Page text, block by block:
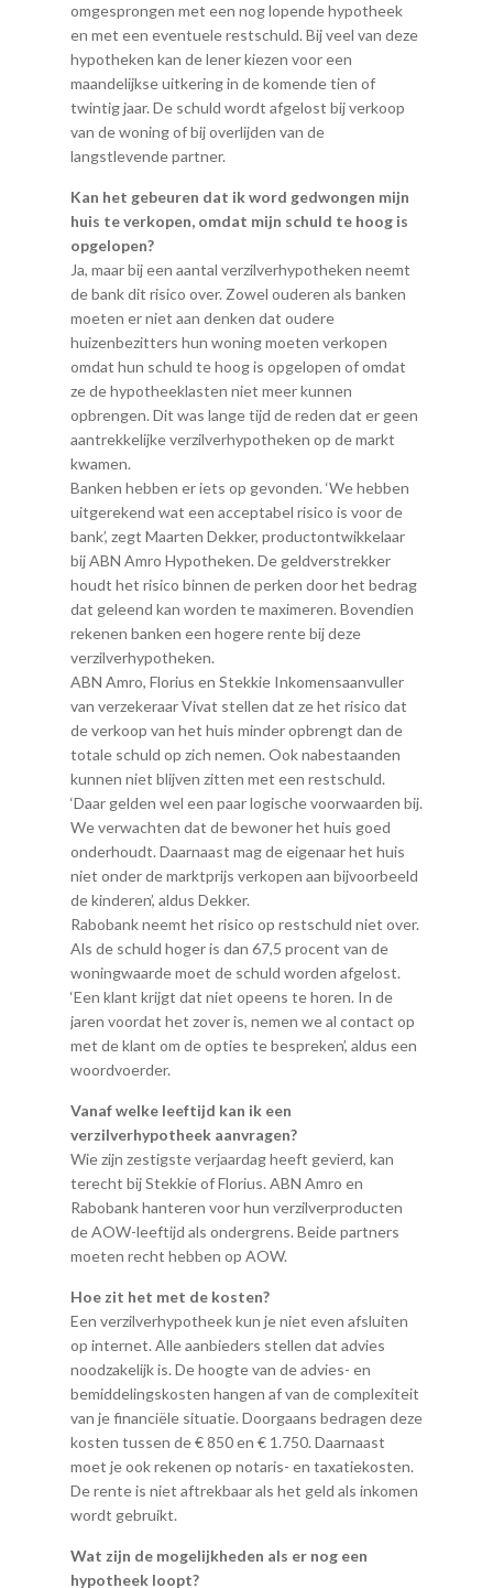
omgesprongen met een nog lopende hypotheek
en met een eventuele restschuld. Bij veel van deze
hypotheken kan de lener kiezen voor een
maandelijkse uitkering in de komende tien of
twintig jaar. De schuld wordt afgelost bij verkoop
van de woning of bij overlijden van de
langstlevende partner.
Kan het gebeuren dat ik word gedwongen mijn
huis te verkopen, omdat mijn schuld te hoog is
opgelopen?
Ja, maar bij een aantal verzilverhypotheken neemt
de bank dit risico over. Zowel ouderen als banken
moeten er niet aan denken dat oudere
huizenbezitters hun woning moeten verkopen
omdat hun schuld te hoog is opgelopen of omdat
ze de hypotheeklasten niet meer kunnen
opbrengen. Dit was lange tijd de reden dat er geen
aantrekkelijke verzilverhypotheken op de markt
kwamen.
Banken hebben er iets op gevonden. ‘We hebben
uitgerekend wat een acceptabel risico is voor de
bank’, zegt Maarten Dekker, productontwikkelaar
bij ABN Amro Hypotheken. De geldverstrekker
houdt het risico binnen de perken door het bedrag
dat geleend kan worden te maximeren. Bovendien
rekenen banken een hogere rente bij deze
verzilverhypotheken.
ABN Amro, Florius en Stekkie Inkomensaanvuller
van verzekeraar Vivat stellen dat ze het risico dat
de verkoop van het huis minder opbrengt dan de
totale schuld op zich nemen. Ook nabestaanden
kunnen niet blijven zitten met een restschuld.
‘Daar gelden wel een paar logische voorwaarden bij.
We verwachten dat de bewoner het huis goed
onderhoudt. Daarnaast mag de eigenaar het huis
niet onder de marktprijs verkopen aan bijvoorbeeld
de kinderen’, aldus Dekker.
Rabobank neemt het risico op restschuld niet over.
Als de schuld hoger is dan 67,5 procent van de
woningwaarde moet de schuld worden afgelost.
‘Een klant krijgt dat niet opeens te horen. In de
jaren voordat het zover is, nemen we al contact op
met de klant om de opties te bespreken’, aldus een
woordvoerder.
Vanaf welke leeftijd kan ik een
verzilverhypotheek aanvragen?
Wie zijn zestigste verjaardag heeft gevierd, kan
terecht bij Stekkie of Florius. ABN Amro en
Rabobank hanteren voor hun verzilverproducten
de AOW-leeftijd als ondergrens. Beide partners
moeten recht hebben op AOW.
Hoe zit het met de kosten?
Een verzilverhypotheek kun je niet even afsluiten
op internet. Alle aanbieders stellen dat advies
noodzakelijk is. De hoogte van de advies- en
bemiddelingskosten hangen af van de complexiteit
van je financiële situatie. Doorgaans bedragen deze
kosten tussen de € 850 en € 1.750. Daarnaast
moet je ook rekenen op notaris- en taxatiekosten.
De rente is niet aftrekbaar als het geld als inkomen
wordt gebruikt.
Wat zijn de mogelijkheden als er nog een
hypotheek loopt?